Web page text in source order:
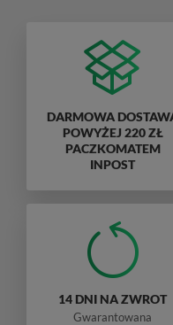
DARMOWA
POWYŻEJ 220 ZŁ
PACZKOMATEM
INPOST
14 DNI NA ZWROT
Gwarantowana